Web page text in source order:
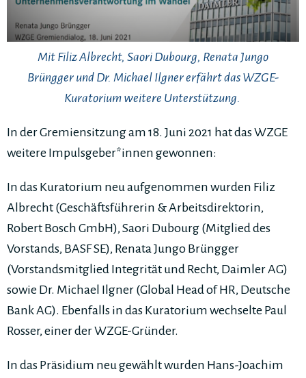
Mit Filiz Albrecht, Saori Dubourg, Renata Jungo
Brüngger und Dr. Michael Ilgner erfährt das WZGE-
Kuratorium weitere Unterstützung.
In der Gremiensitzung am 18. Juni 2021 hat das WZGE
weitere Impulsgeber*innen gewonnen:
In das Kuratorium neu aufgenommen wurden Filiz
Albrecht (Geschäftsführerin & Arbeitsdirektorin,
Robert Bosch GmbH), Saori Dubourg (Mitglied des
Vorstands, BASF SE), Renata Jungo Brüngger
(Vorstandsmitglied Integrität und Recht, Daimler AG)
sowie Dr. Michael Ilgner (Global Head of HR, Deutsche
Bank AG). Ebenfalls in das Kuratorium wechselte Paul
Rosser, einer der WZGE-Gründer.
In das Präsidium neu gewählt wurden Hans-Joachim